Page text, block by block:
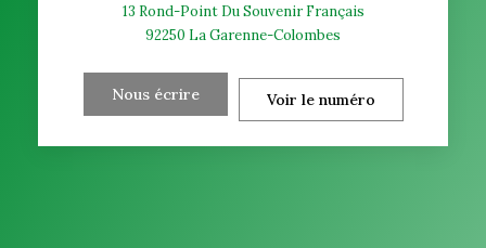
13 Rond-Point Du Souvenir Français
92250 La Garenne-Colombes
Nous écrire Voir le numéro